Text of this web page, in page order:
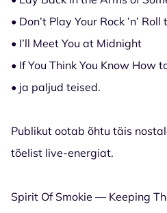
• Don’t Play Your Rock ’n’ Roll
• I’ll Meet You at Midnight
• If You Think You Know How
• ja paljud teised.
Publikut ootab õhtu täis
tõelist live-energiat.
Spirit Of Smokie — Keeping